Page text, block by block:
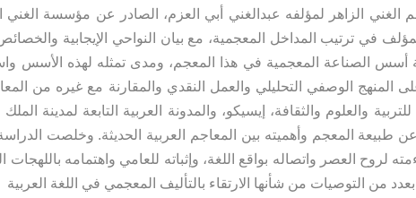
الزاهر لمؤلفه عبدالغني أبي العزم، الصادر عن مؤسسة
في ترتيب المداخل المعجمية، مع بيان النواحي الإيجابية
الصناعة المعجمية في هذا المعجم، ومدى تمثله لهذه الأسس
المنهج الوصفي التحليلي والعمل النقدي والمقارنة مع غيره من
والعلوم والثقافة، إيسيكو، والمدونة العربية التابعة لمدينة
المعجم وأهميته بين المعاجم العربية الحديثة. وخلصت
لروح العصر واتصاله بواقع اللغة، وإثباته للعامي واهتمامه باللهجات
من التوصيات من شأنها الارتقاء بالتأليف المعجمي في اللغة العربية